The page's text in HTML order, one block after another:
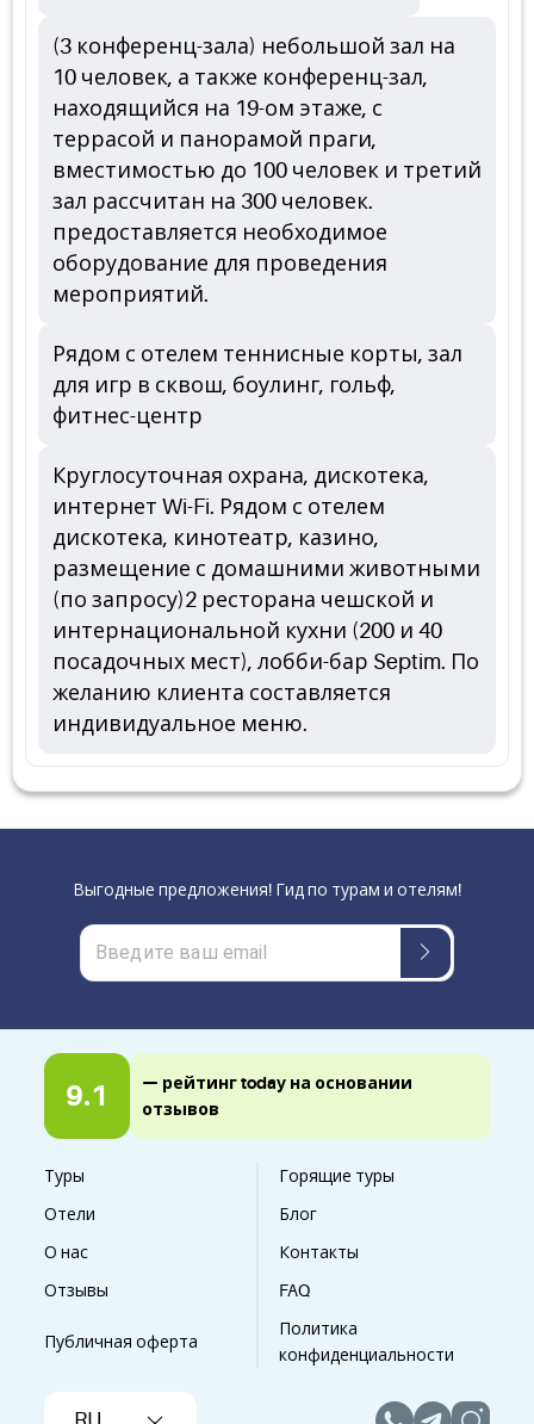
(3 конференц-зала) небольшой зал на
10 человек, а также конференц-зал,
находящийся на 19-ом этаже, с
террасой и панорамой праги,
вместимостью до 100 человек и третий
зал рассчитан на 300 человек.
предоставляется необходимое
оборудование для проведения
мероприятий.
Рядом с отелем теннисные корты, зал
для игр в сквош, боулинг, гольф,
фитнес-центр
Круглосуточная охрана, дискотека,
интернет Wi-Fi. Рядом с отелем
дискотека, кинотеатр, казино,
размещение с домашними животными
(по запросу)2 ресторана чешской и
интернациональной кухни (200 и 40
посадочных мест), лобби-бар Septim. По
желанию клиента составляется
индивидуальное меню.
9.1
— рейтинг today на основании
отзывов
Туры
Горящие туры
Отели
Блог
О нас
Контакты
Отзывы
FAQ
Публичная оферта
Политика
конфиденциальности
Выгодные предложения! Гид по турам и отелям!